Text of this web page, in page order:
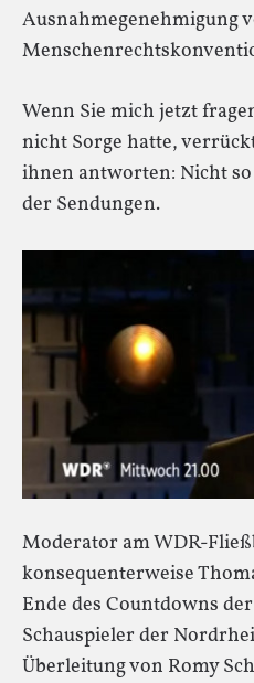
Ausnahmegenehmigung
Wenn Sie mich jetzt
nicht Sorge hatte,
ihnen antworten: Nicht
der Sendungen.
Moderator am WDR-
konsequenterweise
Ende des Countdowns
Schauspieler der
Überleitung von Romy